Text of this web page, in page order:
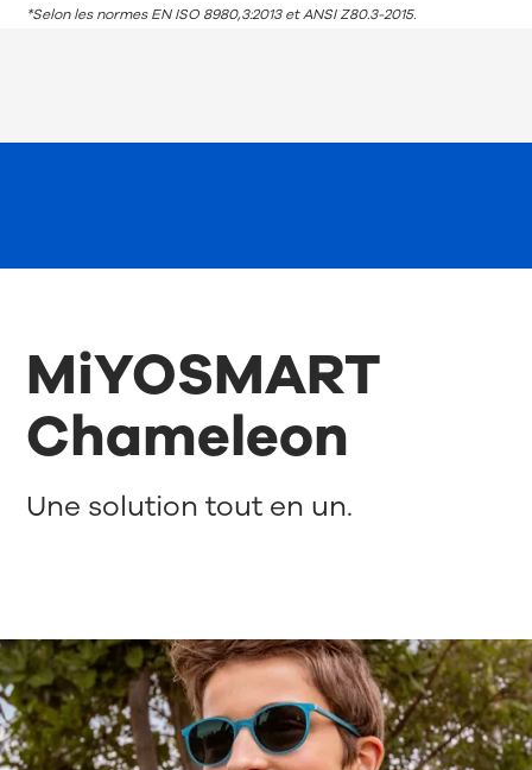
*Selon les normes EN ISO 8980,3:2013 et ANSI Z80.3-2015.
MiYOSMART
Chameleon
Une solution tout en un.